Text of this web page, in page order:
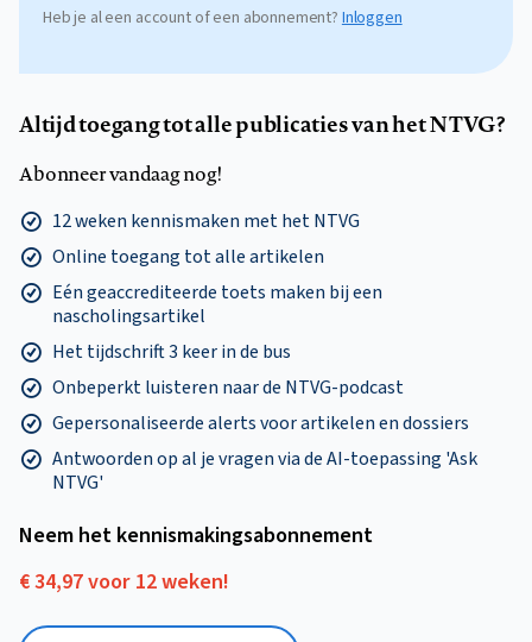
Heb je al een account of een abonnement? Inloggen
Altijd toegang tot alle publicaties van het NTVG?
Abonneer vandaag nog!
12 weken kennismaken met het NTVG
Online toegang tot alle artikelen
Eén geaccrediteerde toets maken bij een
nascholingsartikel
Het tijdschrift 3 keer in de bus
Onbeperkt luisteren naar de NTVG-podcast
Gepersonaliseerde alerts voor artikelen en dossiers
Antwoorden op al je vragen via de AI-toepassing 'Ask
NTVG'
Neem het kennismakings­abonnement
€ 34,97 voor 12 weken!